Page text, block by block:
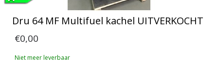
Dru 64 MF Multifuel kachel UITVERKOCHT
€0,00
Niet meer leverbaar